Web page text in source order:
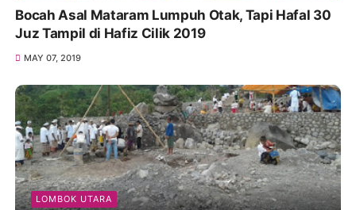
Bocah Asal Mataram Lumpuh Otak, Tapi Hafal 30
Juz Tampil di Hafiz Cilik 2019
MAY 07, 2019
LOMBOK UTARA